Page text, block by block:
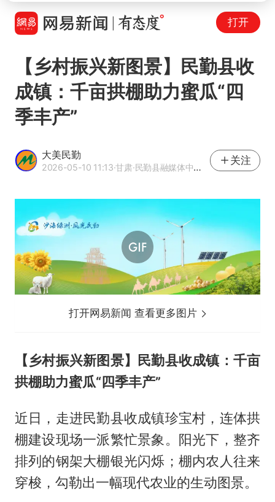
打开
【乡村振兴新图景】民勤县收
成镇：千亩拱棚助力蜜瓜“四
季丰产”
大美民勤
2026-05-10 11:13·甘肃·民勤县融媒体中心官方网易号
关注
打开网易新闻 查看更多图片
【乡村振兴新图景】民勤县收成镇：千亩
拱棚助力蜜瓜“四季丰产”
近日，走进民勤县收成镇珍宝村，连体拱
棚建设现场一派繁忙景象。阳光下，整齐
排列的钢架大棚银光闪烁；棚内农人往来
穿梭，勾勒出一幅现代农业的生动图景。